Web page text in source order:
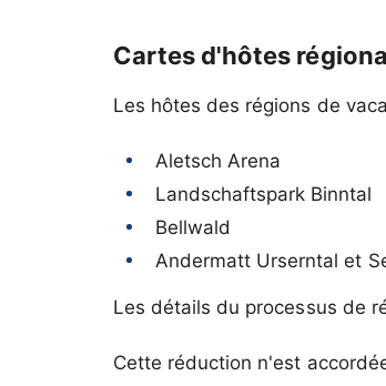
Cartes d'hôtes
Les hôtes des régions de
Aletsch Arena
Landschaftspark Binntal
Bellwald
Andermatt Urserntal et
Les détails du processus de